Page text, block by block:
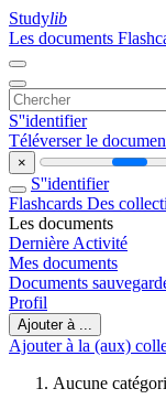
Studylib
Les documents
S''identifier
Téléverser le
×
S''identifier
Flashcards Des
Les documents
Dernière Activité
Mes documents
Documents
Profil
Ajouter à ...
Ajouter à la (aux)
Aucune